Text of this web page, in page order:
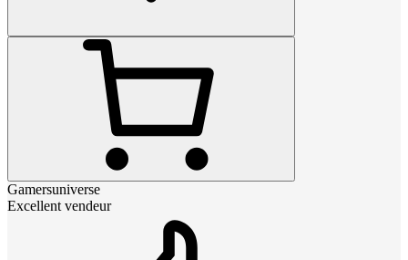
Gamersuniverse
Excellent vendeur